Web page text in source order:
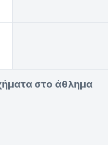
στο άθλημα